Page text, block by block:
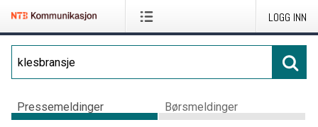
LOGG INN
Pressemeldinger Børsmeldinger